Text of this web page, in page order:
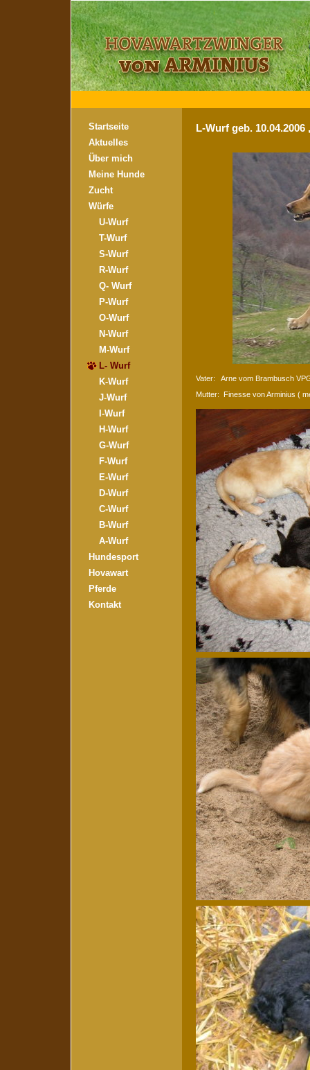
Startseite
Aktuelles
Über mich
Meine Hunde
Zucht
Würfe
U-Wurf
T-Wurf
S-Wurf
R-Wurf
Q- Wurf
P-Wurf
O-Wurf
N-Wurf
M-Wurf
L- Wurf
K-Wurf
J-Wurf
I-Wurf
H-Wurf
G-Wurf
F-Wurf
E-Wurf
D-Wurf
C-Wurf
B-Wurf
A-Wurf
Hundesport
Hovawart
Pferde
Kontakt
L-Wurf geb.
Vater: Arne vom Brambusch
Mutter: Finesse von Arminius (